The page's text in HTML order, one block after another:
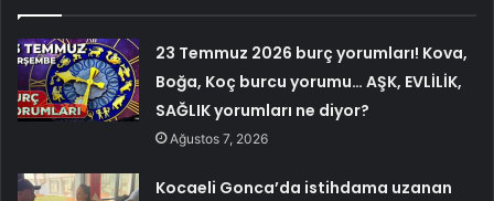
23 Temmuz 2026 burç yorumları! Kova,
Boğa, Koç burcu yorumu… AŞK, EVLİLİK,
SAĞLIK yorumları ne diyor?
Ağustos 7, 2026
Kocaeli Gonca’da istihdama uzanan